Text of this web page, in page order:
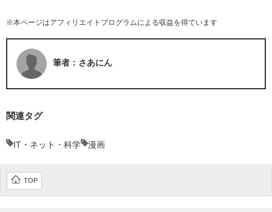
※本ページはアフィリエイトプログラムによる収益を得ています
筆者：さあにん
関連タグ
IT・ネット・科学 漫画
TOP